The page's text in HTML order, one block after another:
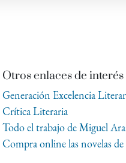
Otros enlaces de interés
Generación Excelencia
Crítica Literaria
Todo el trabajo de Miguel
Compra online las novelas